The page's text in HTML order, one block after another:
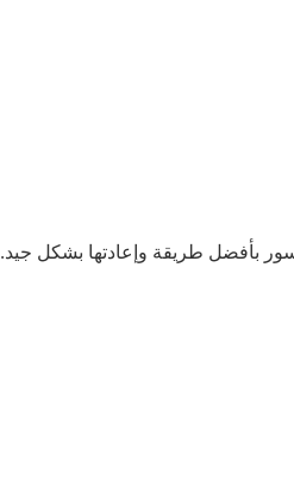
بأفضل طريقة وإعادتها بشكل جيد.